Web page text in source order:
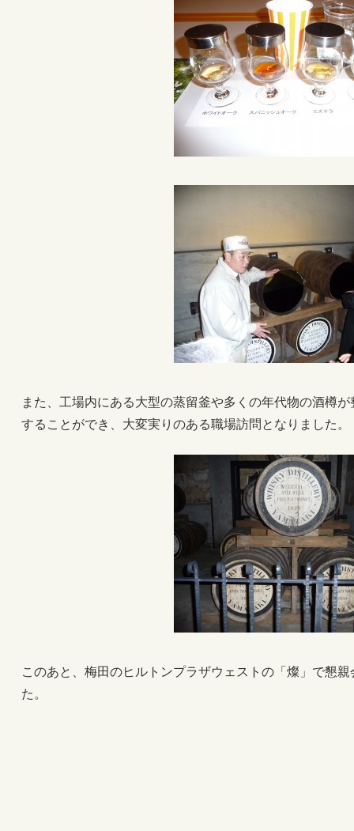
また、工場内にある大型の蒸留釜や多くの年代物の酒樽
することができ、大変実りのある職場訪問となりました。
このあと、梅田のヒルトンプラザウェストの「燦」で懇
た。